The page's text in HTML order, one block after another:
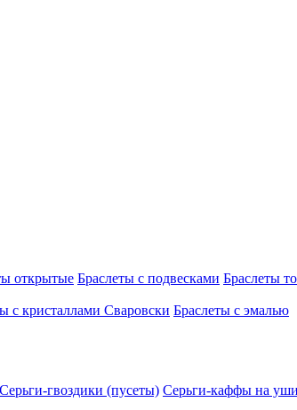
открытые Браслеты с подвесками Браслеты
с кристаллами Сваровски Браслеты с эмалью
Серьги-гвоздики (пусеты) Серьги-каффы на уши